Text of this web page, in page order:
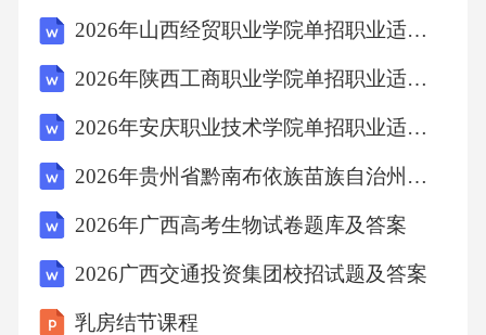
业迈上新台阶。二、项目概述(一)、项目背景随
着全球生态环境的持续恶化，野生动植物资源
正面临前所未有的威胁。非法捕猎、过度采
伐、栖息地破坏以及气候变化等多重因素导致
物种数量急剧下降，生物多样性丧失问题日益
动植物资源不仅具有重要的生态价值，也是国
家生态安全的重要组成部分。然而，传统的野
生动植物保护手段已难以适应新形势下的挑
2026年山西经贸职业学院单招职业适应性测试题库附答案详解
2026年陕西工商职业学院单招职业适应性考试题库参考答案详解
2026年安庆职业技术学院单招职业适应性测试题库带答案详解
2026年贵州省黔南布依族苗族自治州单招职业倾向性考试题库及答案详解1套
2026年广西高考生物试卷题库及答案
2026广西交通投资集团校招试题及答案
乳房结节课程